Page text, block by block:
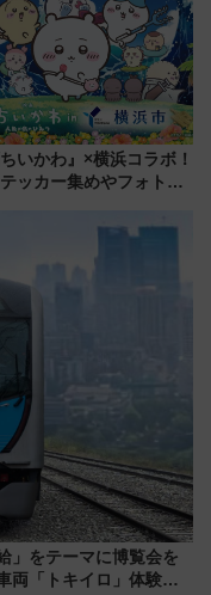
ちいかわ』×横浜コラボ！
ッカー集めやフォトス
喫しよう（花火鑑賞会応
」をテーマに博覧会を
両「トキイロ」体験ブ